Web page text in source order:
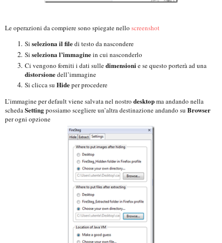
Le operazioni da compiere sono spiegate nello screenshot
Si seleziona il filedi testo da nascondere
Si seleziona l’immaginein cui nasconderlo
Ci vengono forniti i dati sulledimensioni e se questo porterà ad una
distorsionedell’immagine
Si clicca su Hideper procedere
L’immagine per default viene salvata nel nostro desktopma andando nella
schedaSettingpossiamo scegliere un’altra destinazione andando su Browser
per ogni opzione